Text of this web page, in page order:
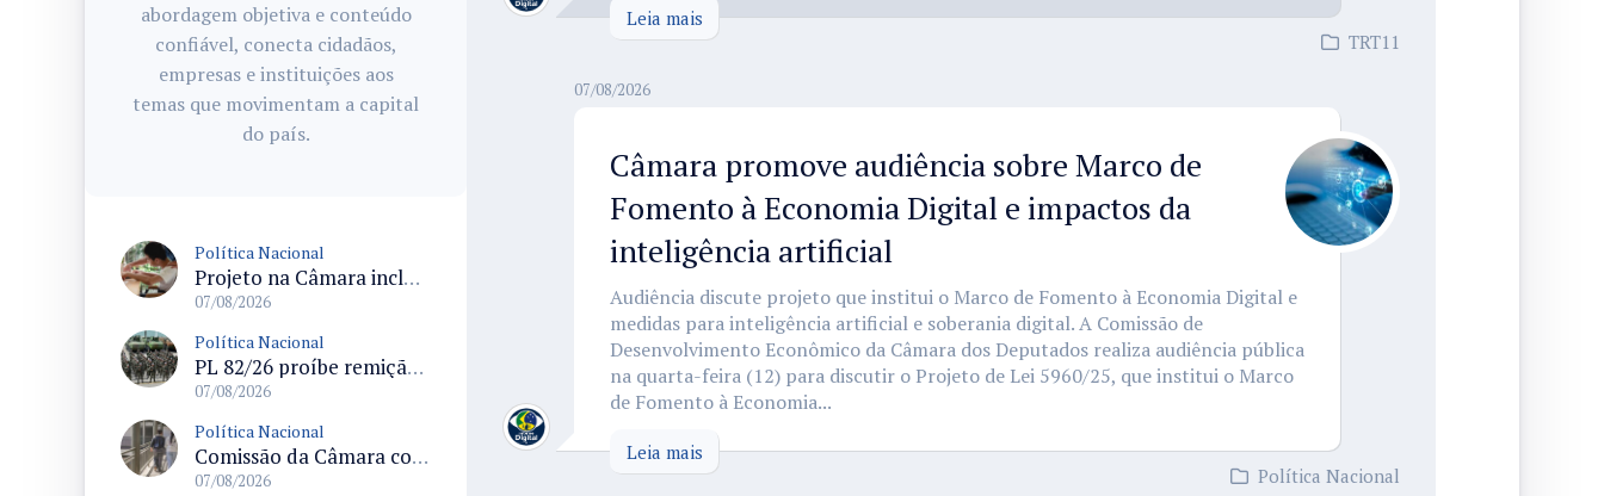
abordagem objetiva e conteúdo
confiável, conecta cidadãos,
empresas e instituições aos
temas que movimentam a capital
do país.
Política Nacional
Projeto na Câmara inclui estudantes com deficiência no regime escolar especial da LDB e estabelece critérios para frequência
07/08/2026
Política Nacional
PL 82/26 proíbe remição de pena por trabalho em funções militares para condenados por crimes contra o Estado Democrático de Direito
07/08/2026
Política Nacional
Comissão da Câmara convoca audiência para discutir misoginia nas escolas e universidades após divulgação de listas misóginas
07/08/2026
Leia mais
TRT11
07/08/2026
Câmara promove audiência sobre Marco de
Fomento à Economia Digital e impactos da
inteligência artificial
Audiência discute projeto que institui o Marco de Fomento à Economia Digital e
medidas para inteligência artificial e soberania digital. A Comissão de
Desenvolvimento Econômico da Câmara dos Deputados realiza audiência pública
na quarta-feira (12) para discutir o Projeto de Lei 5960/25, que institui o Marco
de Fomento à Economia...
Leia mais
Política Nacional